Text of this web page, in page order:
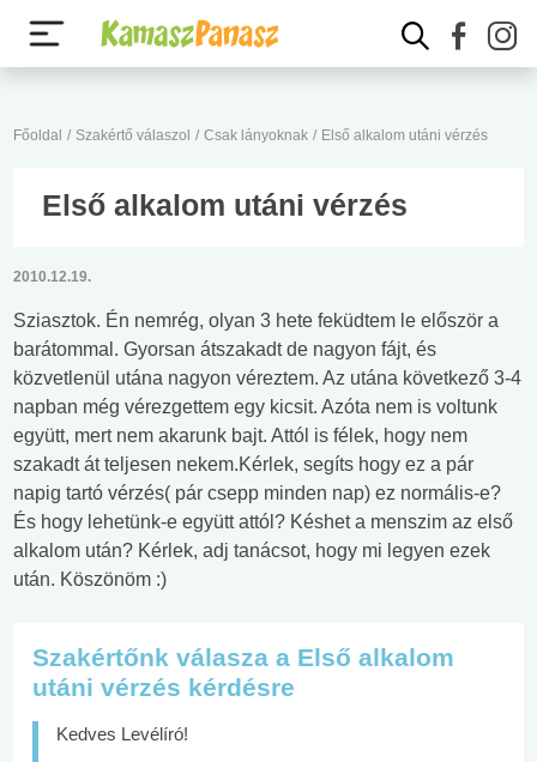
Főoldal / Szakértő válaszol / Csak lányoknak / Első alkalom utáni vérzés
Első alkalom utáni vérzés
2010.12.19.
Sziasztok. Én nemrég, olyan 3 hete feküdtem le először a
barátommal. Gyorsan átszakadt de nagyon fájt, és
közvetlenül utána nagyon véreztem. Az utána következő 3-4
napban még vérezgettem egy kicsit. Azóta nem is voltunk
együtt, mert nem akarunk bajt. Attól is félek, hogy nem
szakadt át teljesen nekem.Kérlek, segíts hogy ez a pár
napig tartó vérzés( pár csepp minden nap) ez normális-e?
És hogy lehetünk-e együtt attól? Késhet a menszim az első
alkalom után? Kérlek, adj tanácsot, hogy mi legyen ezek
után. Köszönöm :)
Szakértőnk válasza a Első alkalom
utáni vérzés kérdésre
Kedves Levélíró!